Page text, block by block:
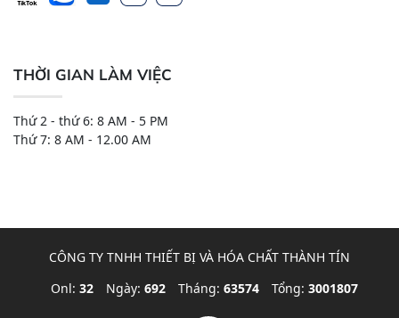
THỜI GIAN LÀM VIỆC
Thứ 2 - thứ 6: 8 AM - 5 PM
Thứ 7: 8 AM - 12.00 AM
CÔNG TY TNHH THIẾT BỊ VÀ HÓA CHẤT THÀNH TÍN
Onl: 32 Ngày: 692 Tháng: 63574 Tổng: 3001807